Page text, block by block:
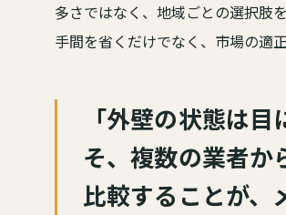
多さではなく、地域ごとの選択肢
手間を省くだけでなく、市場の適
「外壁の状態は
そ、複数の業者か
比較することが、